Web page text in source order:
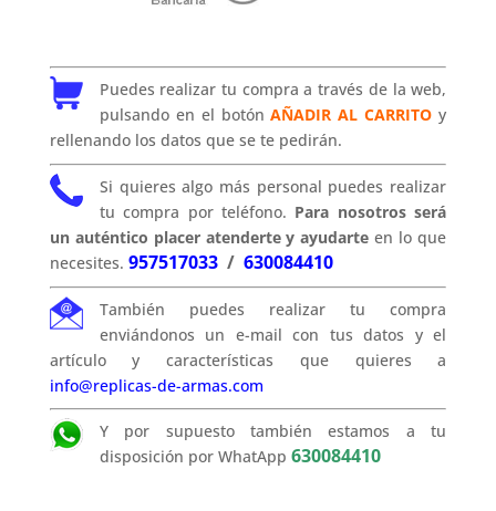
Puedes realizar tu compra a través de la web,
pulsando en el botónAÑADIR AL CARRITO y
rellenando los datos que se te pedirán.
Si quieres algo más personal puedes realizar
tu compra por teléfono. Para nosotros será
un auténtico placer atenderte y ayudarte en lo que
necesites. 957517033/ 630084410
También puedes realizar tu compra
enviándonos un e-mail con tus datos y el
artículo y características que quieres a
info@replicas-de-armas.com
Y por supuesto también estamos a tu
disposición por WhatApp 630084410